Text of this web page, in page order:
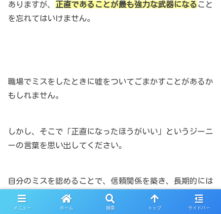
ありますが、
正直であることが最も強力な武器になる こと
を忘れてはいけません。
職場でミスをしたときに嘘をついてごまかすことがあるか
もしれません。
しかし、そこで「正直になったほうがいい」というジーニ
ーの言葉を思い出してください。
自分のミスを認めることで、信頼関係を築き、長期的には
より良い結果を生むことができます。
メニュー ホーム 検索 トップ サイドバー